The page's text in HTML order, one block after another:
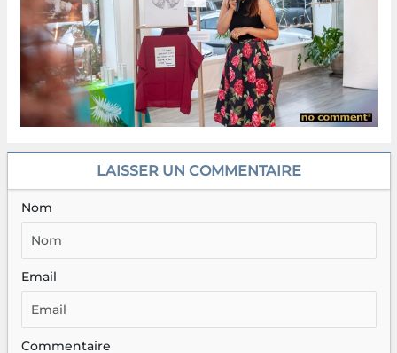
LAISSER UN COMMENTAIRE
Nom
Email
Commentaire